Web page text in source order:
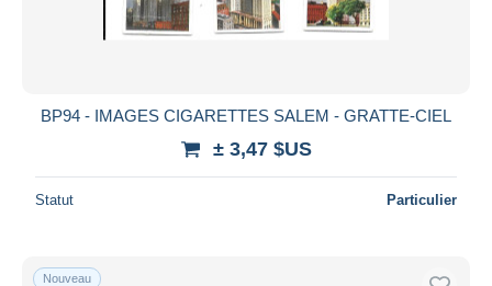
BP94 - IMAGES CIGARETTES SALEM - GRATTE-CIEL
± 3,47 $US
Statut Particulier
Nouveau